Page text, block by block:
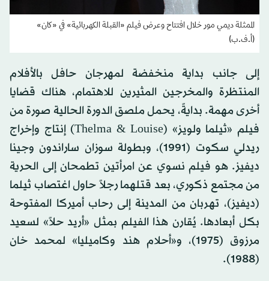
الممثلة ديمي مور خلال افتتاح وعرض فيلم «القبلة الكهربائية» في «كان»
(أ.ف.ب)
إلى جانب بداية منخفضة لمهرجان حافل بالأفلام
المنتظرة والمخرجين المثيرين للاهتمام، هناك قضايا
أخرى مهمة. بدايةً، يحمل ملصق الدورة الحالية صورة من
فيلم «ثيلما ولويز» (Thelma & Louise) إنتاج وإخراج
ريدلي سكوت (1991)، وبطولة سوزان ساراندون وجينا
ديفيز. هو فيلم نسوي عن امرأتين تطمحان إلى الحرية
من مجتمع ذكوري، بعد قتلهما رجلاً حاول اغتصاب ثيلما
(ديفيز)، تهربان من المدينة إلى رحاب أميركا المفتوحة
بكل أبعادها. يُقارن هذا الفيلم بمثل «أريد حلاً» لسعيد
مرزوق (1975)، و«أحلام هند وكاميليا» لمحمد خان
(1988).